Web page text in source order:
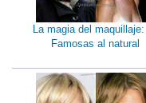
La magia del
Famosas al natural